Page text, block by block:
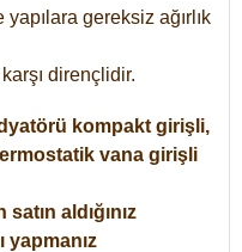
gereksiz ağırlık
dirençlidir.
kompakt girişli,
vana girişli
aldığınız
yapmanız